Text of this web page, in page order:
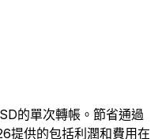
的單次轉帳。節省通過
提供的包括利潤和費用在